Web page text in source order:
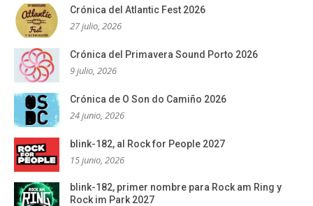
Crónica del Atlantic Fest 2026
27 julio, 2026
Crónica del Primavera Sound Porto 2026
9 julio, 2026
Crónica de O Son do Camiño 2026
24 junio, 2026
blink-182, al Rock for People 2027
15 junio, 2026
blink-182, primer nombre para Rock am Ring y
Rock im Park 2027